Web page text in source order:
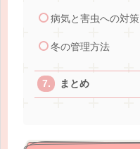
病気と害虫への対策
冬の管理方法
まとめ